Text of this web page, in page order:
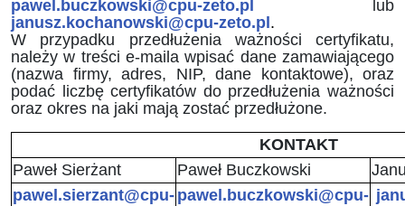
pawel.buczkowski@cpu-zeto.pl
lub
janusz.kochanowski@cpu-zeto.pl .
W przypadku przedłużenia ważności certyfikatu,
należy w treści e-maila wpisać dane zamawiającego
(nazwa firmy, adres, NIP, dane kontaktowe), oraz
podać liczbę certyfikatów do przedłużenia ważności
oraz okres na jaki mają zostać przedłużone.
KONTAKT
Paweł Sierżant
Paweł Buczkowski
pawel.sierzant@cpu- pawel.buczkowski@cpu-